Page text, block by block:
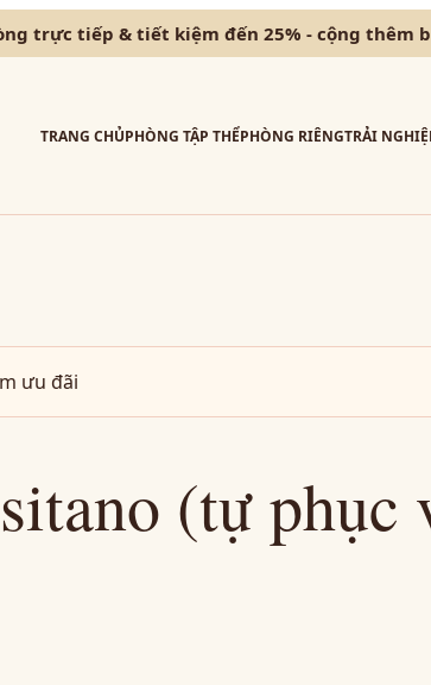
trực tiếp & tiết kiệm đến 25% - cộng thêm
TRANG CHỦPHÒNG TẬP THỂPHÒNG RIÊNGTRẢI
ưu đãi
(tự phục